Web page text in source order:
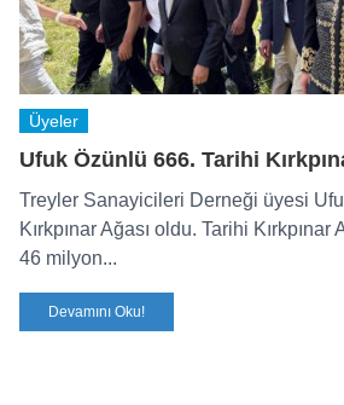
Üyeler
Ufuk Özünlü 666. Tarihi
Treyler Sanayicileri Derneği üyesi
Kırkpınar Ağası oldu. Tarihi Kırkpınar
46 milyon...
Devamını Oku!